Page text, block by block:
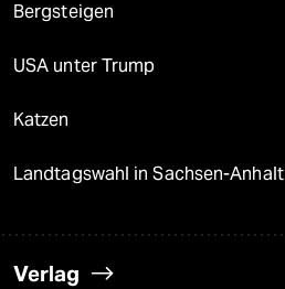
Bergsteigen
USA unter Trump
Katzen
Landtagswahl in Sachsen-Anhalt
Verlag